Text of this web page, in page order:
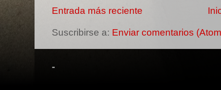
Entrada más reciente
Suscribirse a: Enviar comentarios
-